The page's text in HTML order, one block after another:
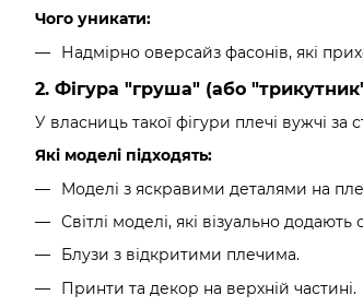
Чого уникати:
Надмірно оверсайз фасонів, які
2. Фігура "груша" (або
У власниць такої фігури плечі вужчі за
Які моделі підходять:
Моделі з яскравими деталями на
Світлі моделі, які візуально
Блузи з відкритими плечима.
Принти та декор на верхній частині.